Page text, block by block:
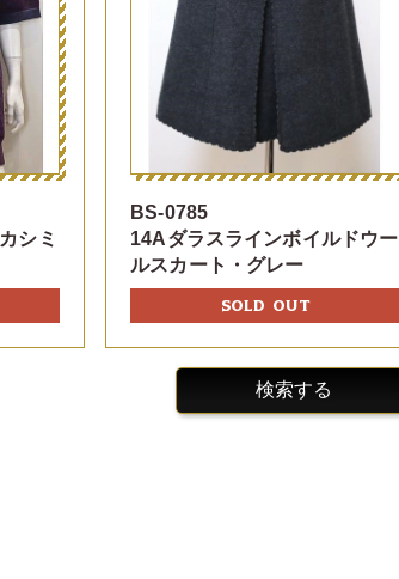
シミ
BS-0785
14Aダラスラインボイルドウー
ルスカート・グレー
SOLD OUT
検索する